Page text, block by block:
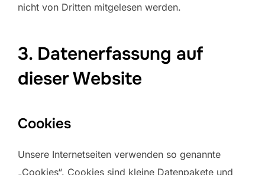
nicht von Dritten mitgelesen werden.
3. Datenerfassung auf
dieser Website
Cookies
Unsere Internetseiten verwenden so genannte
„Cookies“. Cookies sind kleine Datenpakete und